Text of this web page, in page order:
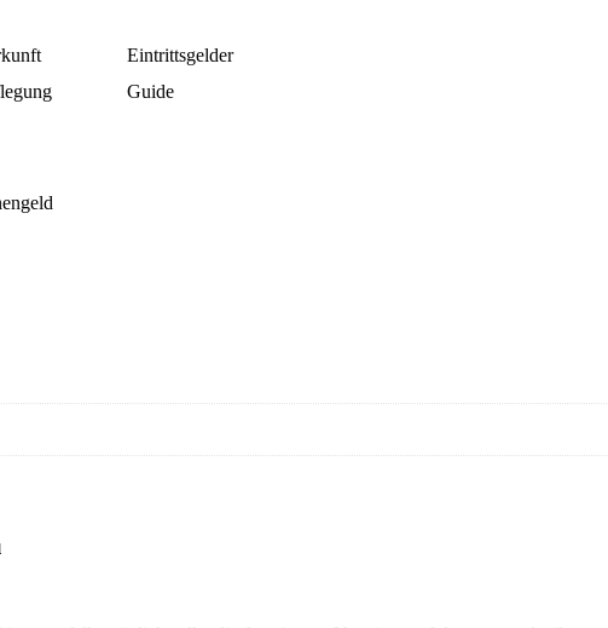
Eintrittsgelder
Guide